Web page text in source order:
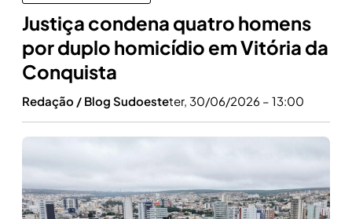
Justiça condena quatro homens
por duplo homicídio em Vitória da
Conquista
Redação / Blog Sudoesteter, 30/06/2026 – 13:00